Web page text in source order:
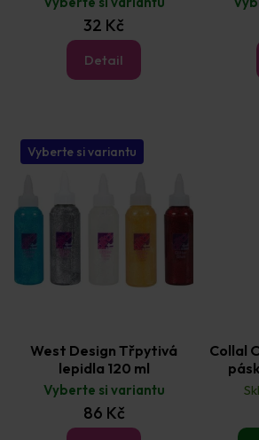
32 Kč
Detail
Vyberte si variantu
West Design Třpytivá
lepidla 120 ml
Vyberte si variantu
86 Kč
Collal Oboustranně lepicí